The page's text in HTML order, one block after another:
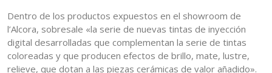
Dentro de los productos expuestos en el showroom de
l’Alcora, sobresale «la serie de nuevas tintas de inyección
digital desarrolladas que complementan la serie de tintas
coloreadas y que producen efectos de brillo, mate, lustre,
relieve, que dotan a las piezas cerámicas de valor añadido».